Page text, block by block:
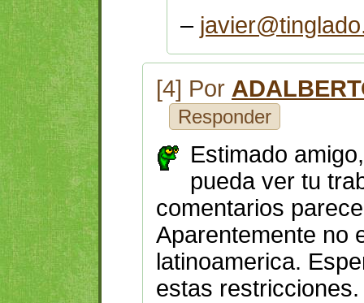
–
[4] Por
Responder
Estimado
pueda ver tu
comentarios
Aparentemente no
latinoamerica.
estas restricciones.